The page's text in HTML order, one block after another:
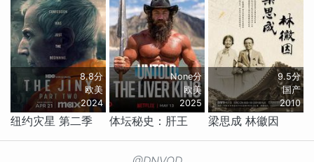
8.8分
欧美
2024
纽约灾星 第二季
None分
欧美
2025
体坛秘史：肝王
9.5分
国产
2010
梁思成 林徽因